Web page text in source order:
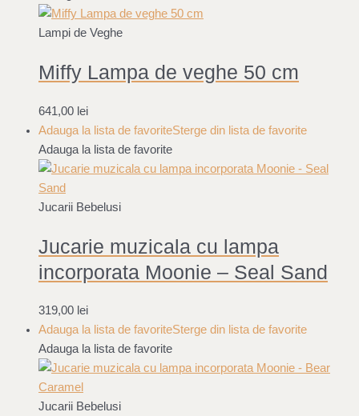
Lampi de Veghe
Miffy Lampa de veghe 50 cm
641,00 lei
Adauga la lista de favoriteSterge din lista de favorite
Adauga la lista de favorite
Jucarii Bebelusi
Jucarie muzicala cu lampa
incorporata Moonie – Seal Sand
319,00 lei
Adauga la lista de favoriteSterge din lista de favorite
Adauga la lista de favorite
Jucarii Bebelusi